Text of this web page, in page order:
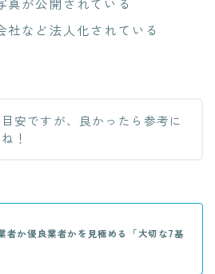
社など法人化されている
安ですが、良かったら参考に
！
者か優良業者かを見極める「大切な7基